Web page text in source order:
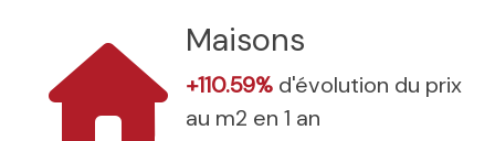
Maisons
+110.59% d'évolution du prix
au m2 en 1 an